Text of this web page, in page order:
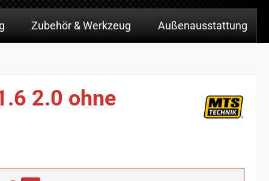
Zubehör & Werkzeug Außenausstattung
2.0 ohne